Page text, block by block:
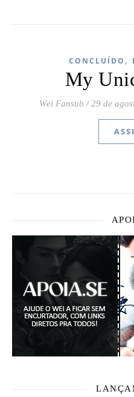
CONCLUÍDO ,
My
Wei Fansub / 29 de